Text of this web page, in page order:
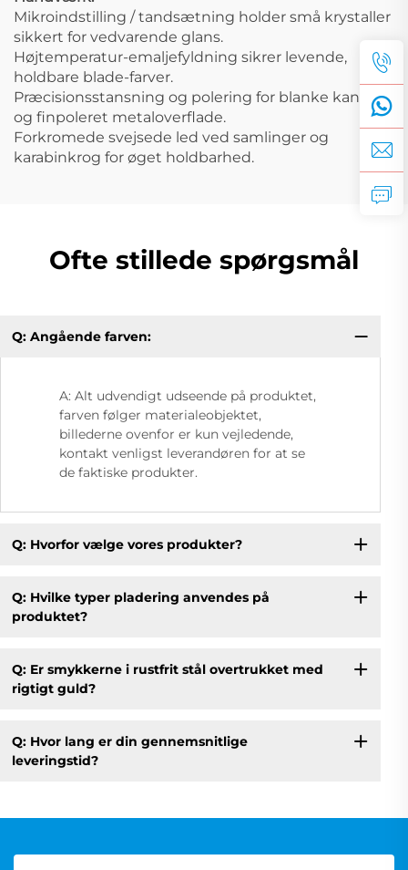
Mikroindstilling / tandsætning holder små krystaller
sikkert for vedvarende glans.
Højtemperatur-emaljefyldning sikrer levende,
holdbare blade-farver.
Præcisionsstansning og polering for blanke kanter
og finpoleret metaloverflade.
Forkromede svejsede led ved samlinger og
karabinkrog for øget holdbarhed.
Ofte stillede spørgsmål
Q: Angående farven:
A: Alt udvendigt udseende på produktet,
farven følger materialeobjektet,
billederne ovenfor er kun vejledende,
kontakt venligst leverandøren for at se
de faktiske produkter.
Q: Hvorfor vælge vores produkter?
Q: Hvilke typer pladering anvendes på
produktet?
Q: Er smykkerne i rustfrit stål overtrukket med
rigtigt guld?
Q: Hvor lang er din gennemsnitlige
leveringstid?